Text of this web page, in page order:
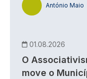
António Maio
01.08.2026
O
move o